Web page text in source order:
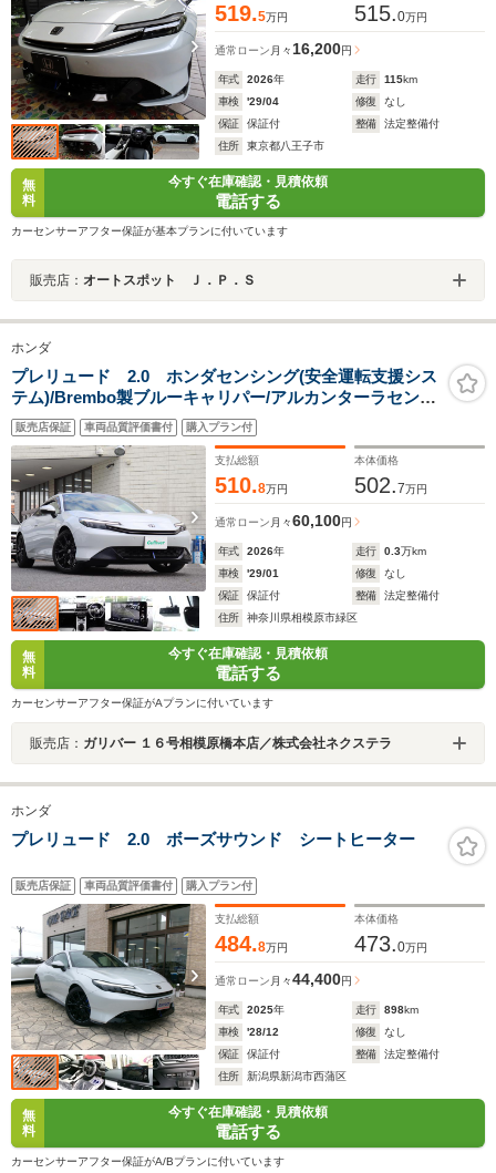
519.5万円 515.0万円
通常ローン 月々 16,200円
年式 2026年 走行 115km
車検
'29/04 修復
なし
保証
保証付 整備
法定整備付
住所
東京都八王子市
無
料
今すぐ在庫確認・見積依頼
電話する
カーセンサーアフター保証が基本プランに付いています
販売店： オートスポット Ｊ．Ｐ．Ｓ
ホンダ
プレリュード 2.0 ホンダセンシング(安全運転支援シス
テム)/Brembo製ブルーキャリパー/アルカンターラセンタ
ーマーク付き革巻きステア/10.2インチデジタルグラフィ
ックメーター/ステンレス製スポ
販売店保証 車両品質評価書付 購入プラン付
支払総額
510.8万円
本体価格
502.7万円
通常ローン 月々60,100円
年式 2026年 走行 0.3万km
車検
'29/01 修復
なし
保証
保証付 整備
法定整備付
住所
神奈川県相模原市緑区
無
料
今すぐ在庫確認・見積依頼
電話する
カーセンサーアフター保証がAプランに付いています
販売店： ガリバー １６号相模原橋本店／株式会社ネクステラ
ホンダ
プレリュード 2.0 ボーズサウンド シートヒーター
販売店保証 車両品質評価書付 購入プラン付
支払総額
484.8万円
本体価格
473.0万円
通常ローン 月々44,400円
年式 2025年 走行 898km
車検
'28/12 修復
なし
保証
保証付 整備
法定整備付
住所
新潟県新潟市西蒲区
無
料
今すぐ在庫確認・見積依頼
電話する
カーセンサーアフター保証がA/Bプランに付いています